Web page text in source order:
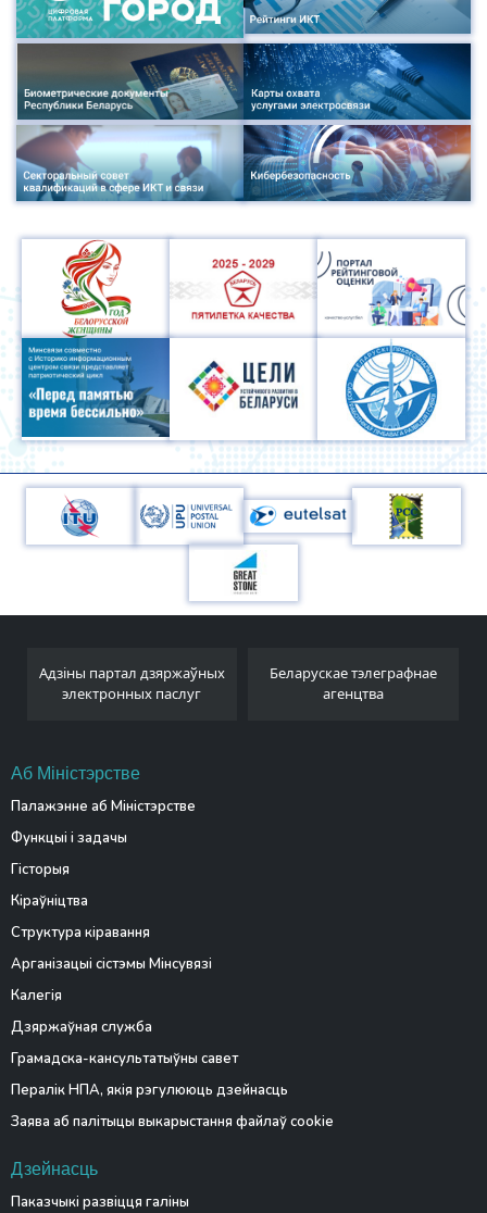
Адзіны партал дзяржаўных
электронных паслуг
Беларускае тэлеграфнае
агенцтва
Аб Міністэрстве
Палажэнне аб Міністэрстве
Функцыі і задачы
Гісторыя
Кіраўніцтва
Структура кіравання
Арганізацыі сістэмы Мінсувязі
Калегія
Дзяржаўная служба
Грамадска-кансультатыўны савет
Пералік НПА, якія рэгулююць дзейнасць
Заява аб палітыцы выкарыстання файлаў cookie
Дзейнасць
Паказчыкі развіцця галіны